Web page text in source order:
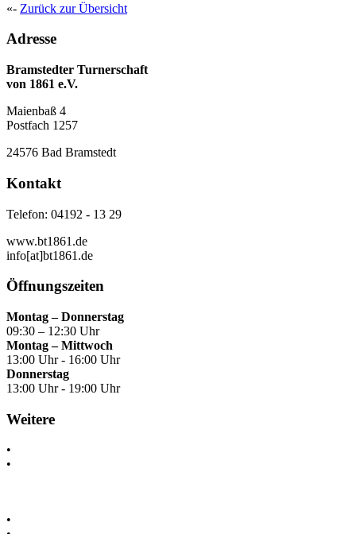
«- Zurück zur Übersicht
Adresse
Bramstedter Turnerschaft
von 1861 e.V.
Maienbaß 4
Postfach 1257
24576 Bad Bramstedt
Kontakt
Telefon: 04192 - 13 29
www.bt1861.de
info[at]bt1861.de
Öffnungszeiten
Montag – Donnerstag
09:30 – 12:30 Uhr
Montag – Mittwoch
13:00 Uhr - 16:00 Uhr
Donnerstag
13:00 Uhr - 19:00 Uhr
Weitere
•
•
•